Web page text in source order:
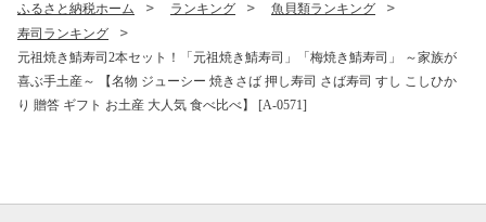
ふるさと納税ホーム ランキング
魚貝類ランキング
寿司ランキング
元祖焼き鯖寿司2本セット！「元祖焼き鯖寿司」「梅焼き鯖寿司」 ～家族が
喜ぶ手土産～ 【名物 ジューシー 焼きさば 押し寿司 さば寿司 すし こしひか
り 贈答 ギフト お土産 大人気 食べ比べ】 [A-0571]